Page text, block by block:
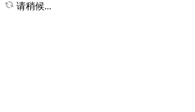
请稍候...